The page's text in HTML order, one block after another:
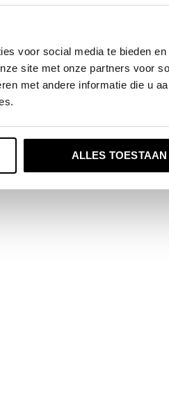
voor social media te bieden en
site met onze partners voor
met andere informatie die u
ALLES TOESTAAN